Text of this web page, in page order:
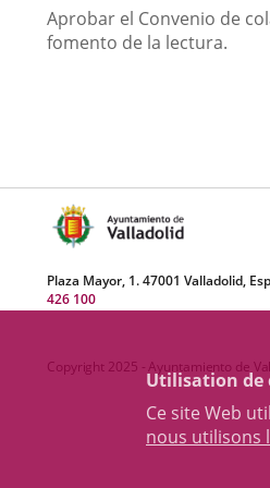
Utilisation de
Ce site Web
nous utilisons
Aprobar el Convenio de
fomento de la lectura.
Plaza Mayor, 1. 47001 Valladolid,
426 100
Copyright 2025 - Ayuntamiento de